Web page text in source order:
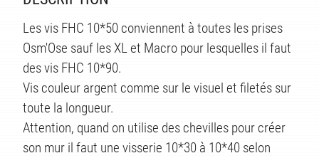
Les vis FHC 10*50 conviennent à toutes les prises
Osm'Ose sauf les XL et Macro pour lesquelles il faut
des vis FHC 10*90.
Vis couleur argent comme sur le visuel et filetés sur
toute la longueur.
Attention, quand on utilise des chevilles pour créer
son mur il faut une visserie 10*30 à 10*40 selon